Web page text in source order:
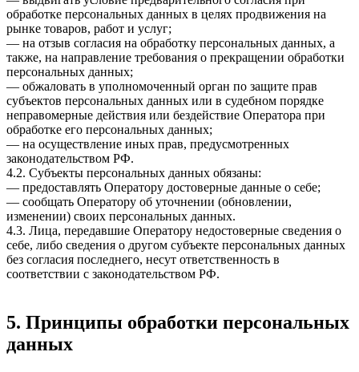
обработке персональных данных в целях продвижения на
рынке товаров, работ и услуг;
— на отзыв согласия на обработку персональных данных, а
также, на направление требования о прекращении обработки
персональных данных;
— обжаловать в уполномоченный орган по защите прав
субъектов персональных данных или в судебном порядке
неправомерные действия или бездействие Оператора при
обработке его персональных данных;
— на осуществление иных прав, предусмотренных
законодательством РФ.
4.2. Субъекты персональных данных обязаны:
— предоставлять Оператору достоверные данные о себе;
— сообщать Оператору об уточнении (обновлении,
изменении) своих персональных данных.
4.3. Лица, передавшие Оператору недостоверные сведения о
себе, либо сведения о другом субъекте персональных данных
без согласия последнего, несут ответственность в
соответствии с законодательством РФ.
5. Принципы обработки персональных
данных